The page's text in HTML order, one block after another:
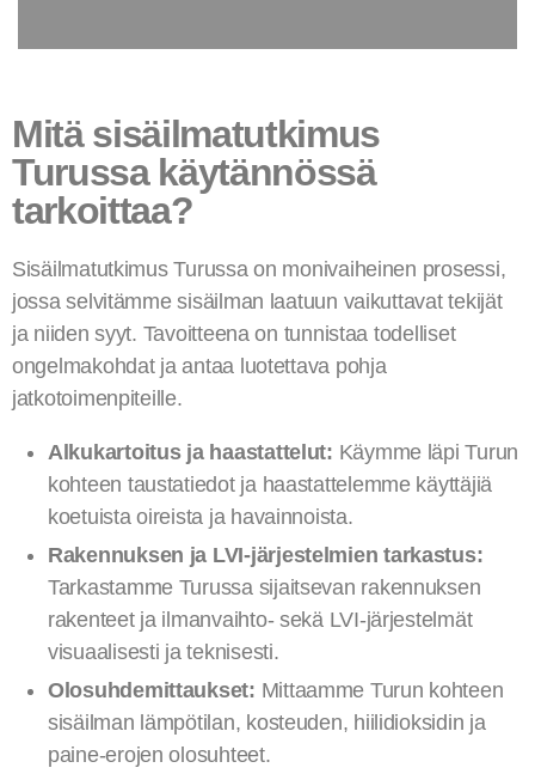
Mitä sisäilmatutkimus
Turussa käytännössä
tarkoittaa?
Sisäilmatutkimus Turussa on monivaiheinen prosessi,
jossa selvitämme sisäilman laatuun vaikuttavat tekijät
ja niiden syyt. Tavoitteena on tunnistaa todelliset
ongelmakohdat ja antaa luotettava pohja
jatkotoimenpiteille.
Alkukartoitus ja haastattelut: Käymme läpi Turun
kohteen taustatiedot ja haastattelemme käyttäjiä
koetuista oireista ja havainnoista.
Rakennuksen ja LVI-järjestelmien tarkastus:
Tarkastamme Turussa sijaitsevan rakennuksen
rakenteet ja ilmanvaihto- sekä LVI-järjestelmät
visuaalisesti ja teknisesti.
Olosuhdemittaukset: Mittaamme Turun kohteen
sisäilman lämpötilan, kosteuden, hiilidioksidin ja
paine-erojen olosuhteet.